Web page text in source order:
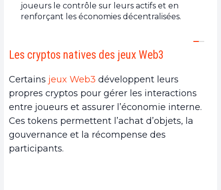
joueurs le contrôle sur leurs actifs et en
renforçant les économies décentralisées.
Les cryptos natives des jeux Web3
Certains jeux Web3 développent leurs
propres cryptos pour gérer les interactions
entre joueurs et assurer l’économie interne.
Ces tokens permettent l’achat d’objets, la
gouvernance et la récompense des
participants.